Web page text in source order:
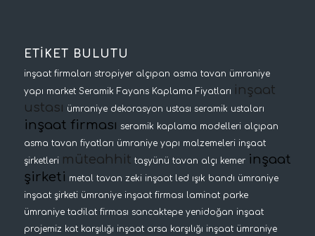
ETİKET BULUTU
inşaat firmaları stropiyer alçıpan asma tavan ümraniye
yapı market Seramik Fayans Kaplama Fiyatları inşaat
ustası ümraniye dekorasyon ustası seramik ustaları
inşaat firması seramik kaplama modelleri alçıpan
asma tavan fiyatları ümraniye yapı malzemeleri inşaat
şirketleri müteahhit taşyünü tavan alçı kemer inşaat
şirketi metal tavan zeki inşaat led ışık bandı ümraniye
inşaat şirketi ümraniye inşaat firması laminat parke
ümraniye tadilat firması sancaktepe yenidoğan inşaat
projemiz kat karşılığı inşaat arsa karşılığı inşaat ümraniye